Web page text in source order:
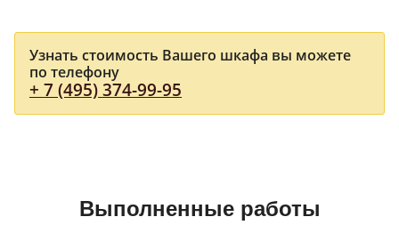
Узнать стоимость Вашего шкафа вы можете
по телефону
+ 7 (495) 374-99-95
Выполненные работы